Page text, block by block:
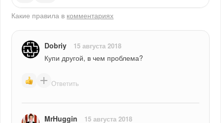
Какие правила в комментариях
Dobriy 15 августа 2018
Купи другой, в чем проблема?
Ответить
MrHuggin 15 августа 2018